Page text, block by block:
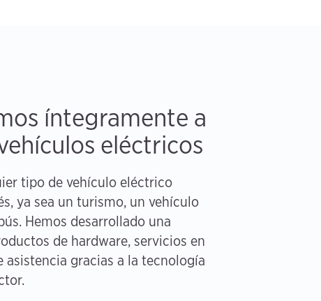
íntegramente a
eléctricos
tipo de vehículo eléctrico
ya sea un turismo, un vehículo
Hemos desarrollado una
de hardware, servicios en
asistencia gracias a la tecnología